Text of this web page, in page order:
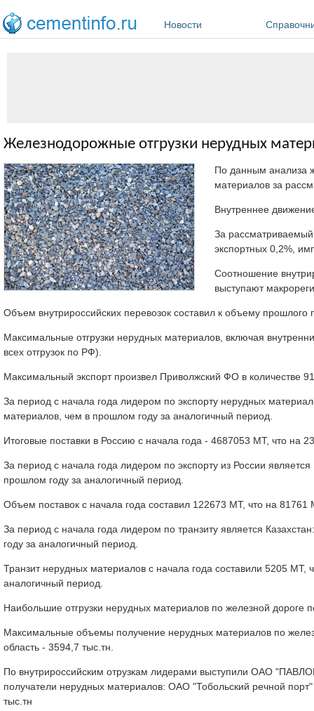
Новости
Железнодорожные отгрузки нерудных
По данным анализа
материалов за
Внутреннее
За
экспортных 0,2%,
Соотношение
выступают
Объем внутрироссийских перевозок составил к объему прошлого
Максимальные отгрузки нерудных материалов, включая
всех отгрузок по РФ).
Максимальный экспорт произвел Приволжский ФО в количестве
За период с начала года лидером по экспорту нерудных
материалов, чем в прошлом году за аналогичный период.
Итоговые поставки в Россию с начала года - 4687053 МТ, что
За период с начала года лидером по экспорту из России
прошлом году за аналогичный период.
Объем поставок с начала года составил 122673 МТ, что на
За период с начала года лидером по транзиту является
году за аналогичный период.
Транзит нерудных материалов с начала года составили 5205
аналогичный период.
Наибольшие отгрузки нерудных материалов по железной дороге
Максимальные объемы получение нерудных материалов по
область - 3594,7 тыс.тн.
По внутрироссийским отрузкам лидерами выступили ОАО
получатели нерудных материалов: ОАО "Тобольский речной
тыс.тн